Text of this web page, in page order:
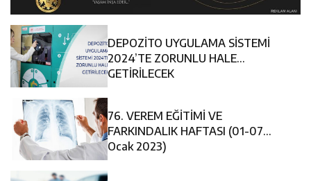
DEPOZİTO UYGULAMA SİSTEMİ
2024’TE ZORUNLU HALE
GETİRİLECEK
76. VEREM EĞİTİMİ VE
FARKINDALIK HAFTASI (01-07
Ocak 2023)